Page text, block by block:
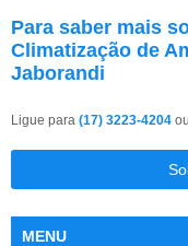
Para saber mais
Climatização de
Jaborandi
Ligue para (17) 3223-4204 ou
MENU